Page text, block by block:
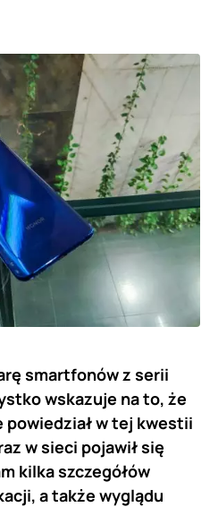
smartfonów z serii
wskazuje na to, że
w tej kwestii
w sieci pojawił się
kilka szczegółów
a także wyglądu